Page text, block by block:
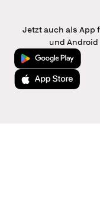
Jetzt auch als App
und Android
Jetzt bei Google Play
Laden im App Store